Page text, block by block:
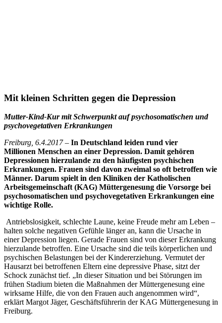
Mit kleinen Schritten gegen die Depression
Mutter-Kind-Kur mit Schwerpunkt auf psychosomatischen und
psychovegetativen Erkrankungen
Freiburg, 6.4.2017– In Deutschland leiden rund vier
Millionen Menschen an einer Depression. Damit gehören
Depressionen hierzulande zu den häufigsten psychischen
Erkrankungen. Frauen sind davon zweimal so oft betroffen wie
Männer. Darum spielt in den Kliniken der Katholischen
Arbeitsgemeinschaft (KAG) Müttergenesung die Vorsorge bei
psychosomatischen und psychovegetativen Erkrankungen eine
wichtige Rolle.
Antriebslosigkeit, schlechte Laune, keine Freude mehr am Leben –
halten solche negativen Gefühle länger an, kann die Ursache in
einer Depression liegen. Gerade Frauen sind von dieser Erkrankung
hierzulande betroffen. Eine Ursache sind die teils körperlichen und
psychischen Belastungen bei der Kindererziehung. Vermutet der
Hausarzt bei betroffenen Eltern eine depressive Phase, sitzt der
Schock zunächst tief. „In dieser Situation und bei Störungen im
frühen Stadium bieten die Maßnahmen der Müttergenesung eine
wirksame Hilfe, die von den Frauen auch angenommen wird“,
erklärt Margot Jäger, Geschäftsführerin der KAG Müttergenesung in
Freiburg.